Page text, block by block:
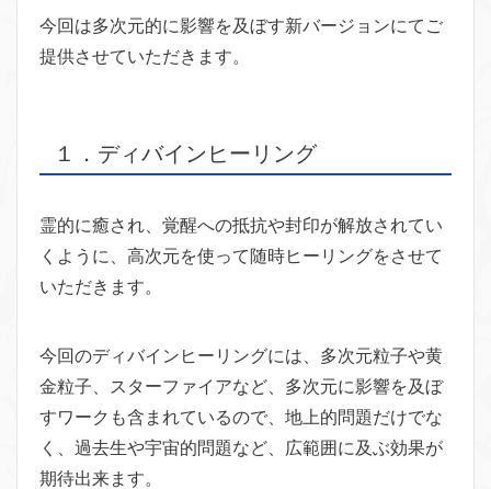
今回は多次元的に影響を及ぼす新バージョンにてご
提供させていただきます。
１．ディバインヒーリング
霊的に癒され、覚醒への抵抗や封印が解放されてい
くように、高次元を使って随時ヒーリングをさせて
いただきます。
今回のディバインヒーリングには、多次元粒子や黄
金粒子、スターファイアなど、多次元に影響を及ぼ
すワークも含まれているので、地上的問題だけでな
く、過去生や宇宙的問題など、広範囲に及ぶ効果が
期待出来ます。